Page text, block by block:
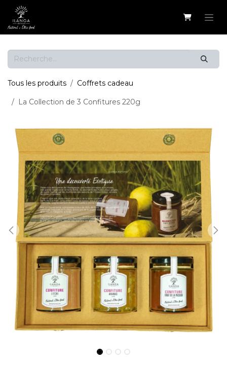
Se rendre au contenu
Tous les produits Coffrets cadeau
La Collection de 3 Confitures 220g